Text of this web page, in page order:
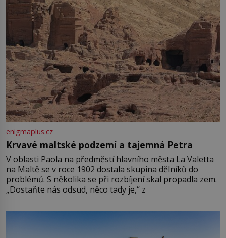
enigmaplus.cz
Krvavé maltské podzemí a tajemná Petra
V oblasti Paola na předměstí hlavního města La Valetta
na Maltě se v roce 1902 dostala skupina dělníků do
problémů. S několika se při rozbíjení skal propadla zem.
„Dostaňte nás odsud, něco tady je,“ z